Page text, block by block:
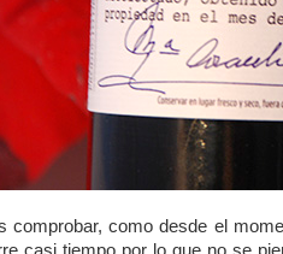
comprobar, como desde el
casi tiempo por lo que no se